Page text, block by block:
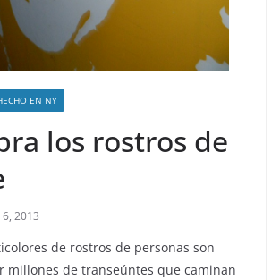
EN NY
los rostros de
6, 2013
de rostros de personas son
millones de transeúntes que caminan